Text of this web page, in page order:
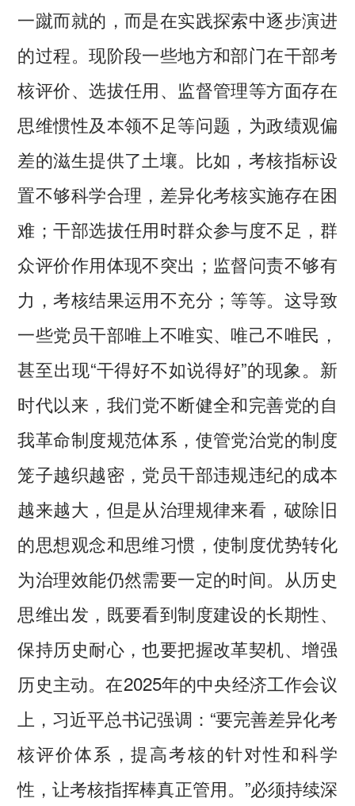
一蹴而就的，而是在实践探索中逐步演进
的过程。现阶段一些地方和部门在干部考
核评价、选拔任用、监督管理等方面存在
思维惯性及本领不足等问题，为政绩观偏
差的滋生提供了土壤。比如，考核指标设
置不够科学合理，差异化考核实施存在困
难；干部选拔任用时群众参与度不足，群
众评价作用体现不突出；监督问责不够有
力，考核结果运用不充分；等等。这导致
一些党员干部唯上不唯实、唯己不唯民，
甚至出现“干得好不如说得好”的现象。新
时代以来，我们党不断健全和完善党的自
我革命制度规范体系，使管党治党的制度
笼子越织越密，党员干部违规违纪的成本
越来越大，但是从治理规律来看，破除旧
的思想观念和思维习惯，使制度优势转化
为治理效能仍然需要一定的时间。从历史
思维出发，既要看到制度建设的长期性、
保持历史耐心，也要把握改革契机、增强
历史主动。在2025年的中央经济工作会议
上，习近平总书记强调：“要完善差异化考
核评价体系，提高考核的针对性和科学
性，让考核指挥棒真正管用。”必须持续深